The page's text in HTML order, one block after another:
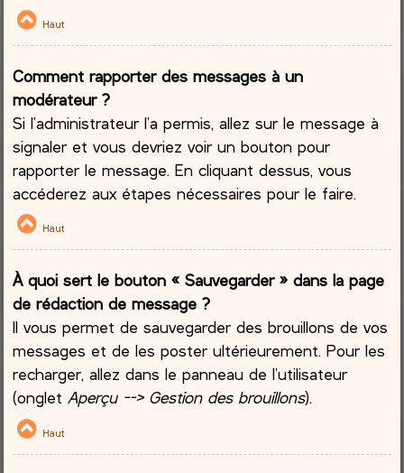
Haut
Comment rapporter des messages à un
modérateur ?
Si l’administrateur l’a permis, allez sur le message à
signaler et vous devriez voir un bouton pour
rapporter le message. En cliquant dessus, vous
accéderez aux étapes nécessaires pour le faire.
Haut
À quoi sert le bouton « Sauvegarder » dans la page
de rédaction de message ?
Il vous permet de sauvegarder des brouillons de vos
messages et de les poster ultérieurement. Pour les
recharger, allez dans le panneau de l’utilisateur
(ongletAperçu --> Gestion des brouillons).
Haut